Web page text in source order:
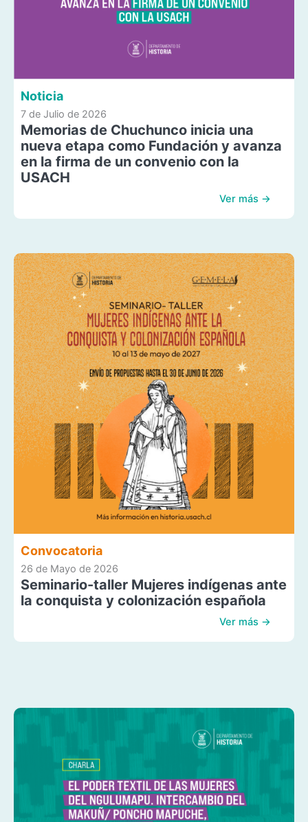
Noticia
7 de Julio de 2026
Memorias de Chuchunco inicia una
nueva etapa como Fundación y avanza
en la firma de un convenio con la
USACH
Ver más →
Convocatoria
26 de Mayo de 2026
Seminario-taller Mujeres indígenas ante
la conquista y colonización española
Ver más →